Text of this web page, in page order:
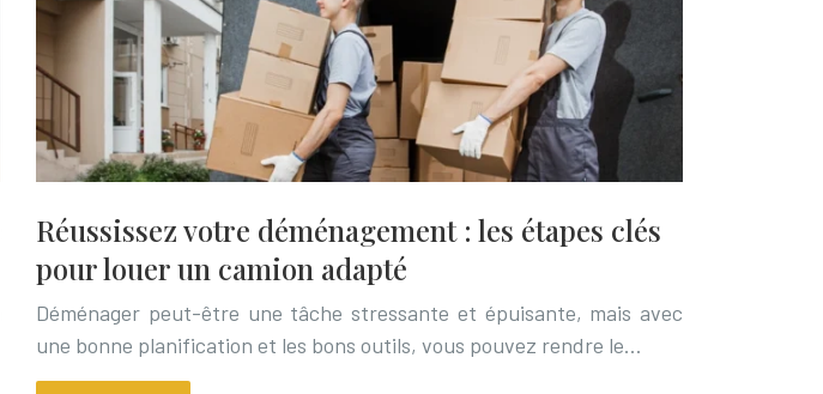
Réussissez votre déménagement : les étapes clés
pour louer un camion adapté
Déménager peut-être une tâche stressante et épuisante, mais avec
une bonne planification et les bons outils, vous pouvez rendre le…